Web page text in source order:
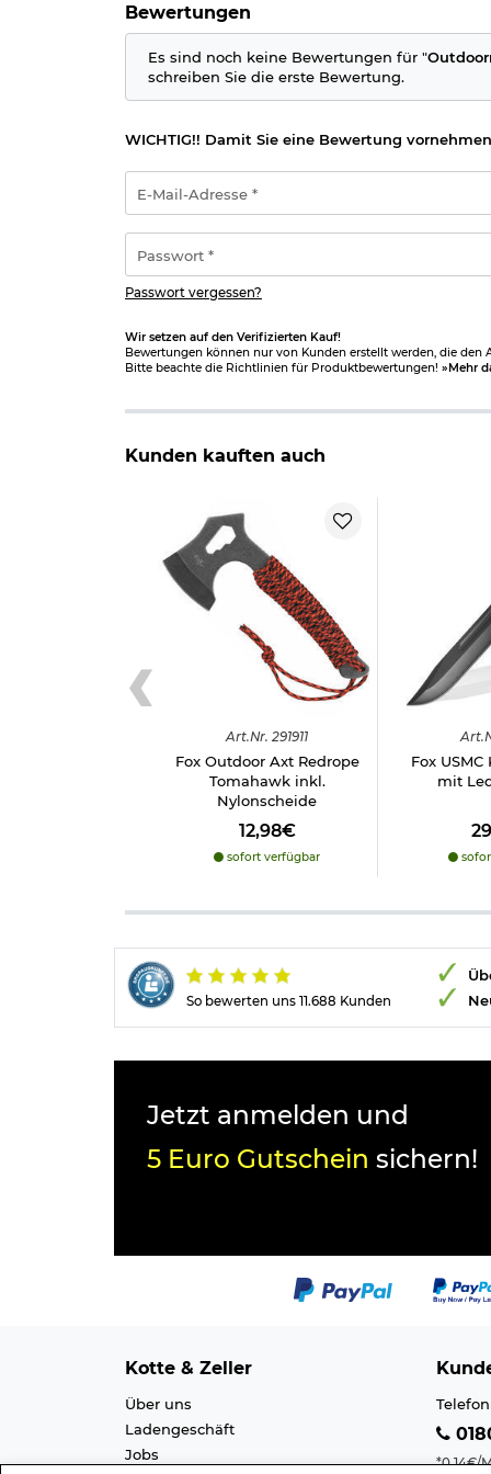
Verantwortliche Person für die EU
Bewertungen
Es sind noch keine Bewertungen für "
schreiben Sie die erste Bewertung.
WICHTIG!! Damit Sie eine Bewertung
Mail-
Adresse
*
Passwort vergessen?
Wir setzen auf den Verifizierten Kauf!
Bewertungen können nur von Kunden erstellt werden, die den
Bitte beachte die Richtlinien für Produktbewertungen! »Mehr
Kunden kauften auch
Art.Nr. 291911
Fox Outdoor Axt Redrope
Tomahawk inkl.
Nylonscheide
12,98€
sofort verfügbar
Art.
Fox
mit
So bewerten uns 11.688 Kunden
Jetzt anmelden und
5 Euro Gutschein sichern!
Kotte & Zeller
Über uns
Ladengeschäft
Jobs
*0,14€/